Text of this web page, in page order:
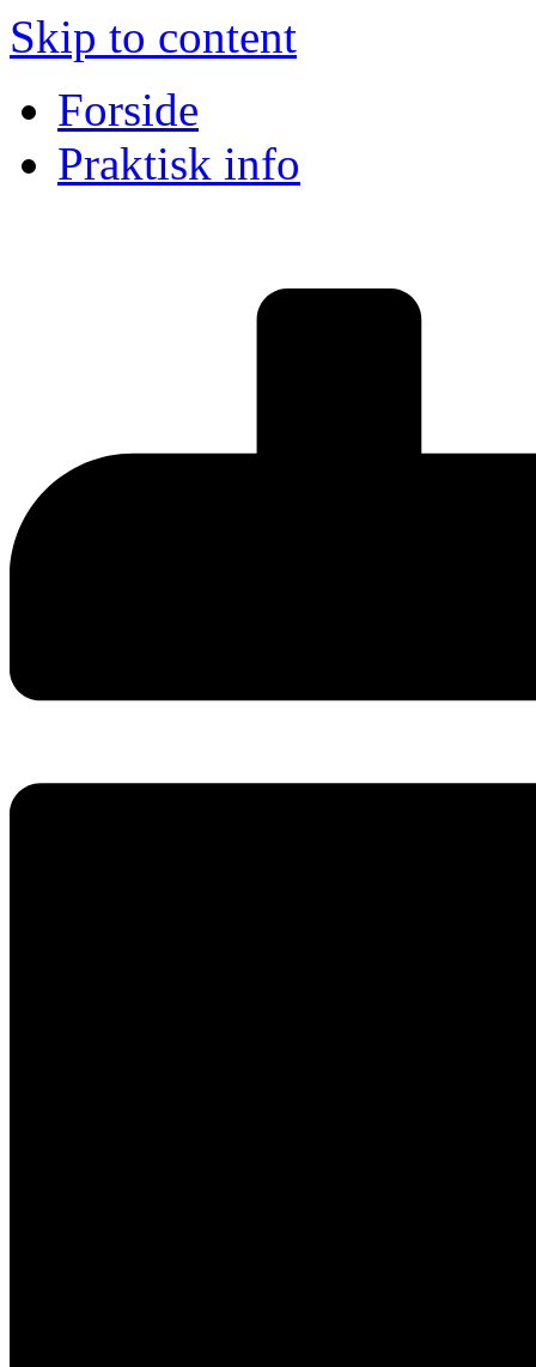
Skip to content
Forside
Praktisk info